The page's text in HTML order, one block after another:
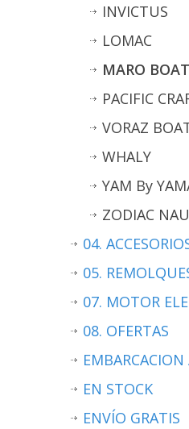
INVICTUS
LOMAC
MARO
PACIFIC
VORAZ
WHALY
YAM By
ZODIAC
04.
05.
07. MOTOR
08. OFERTAS
EMBARCACION
EN STOCK
ENVÍO GRATIS